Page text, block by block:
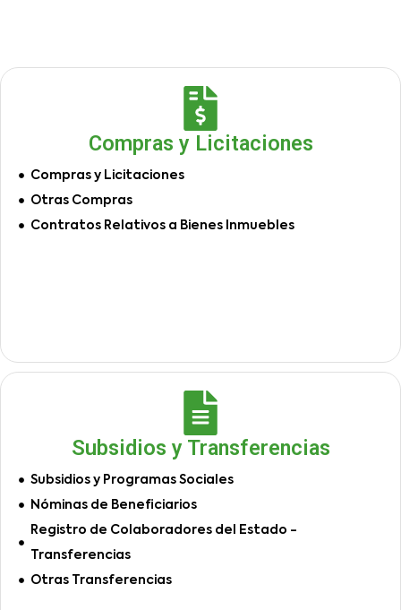
Compras y Licitaciones
Compras y Licitaciones
Otras Compras
Contratos Relativos a Bienes Inmuebles
Subsidios y Transferencias
Subsidios y Programas Sociales
Nóminas de Beneficiarios
Registro de Colaboradores del Estado -
Transferencias
Otras Transferencias